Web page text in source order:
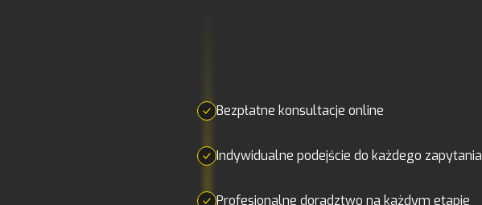
Bezpłatne konsultacje online
Indywidualne podejście do każdego zapytania
Profesjonalne doradztwo na każdym etapie